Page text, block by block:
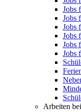
Jobs
Jobs
Jobs
Jobs
Jobs
Jobs
Arbeiten bei